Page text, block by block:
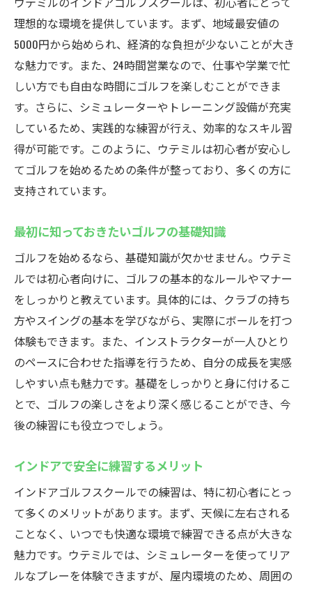
理想的な環境を提供しています。まず、地域最安値の
5000円から始められ、経済的な負担が少ないことが大き
な魅力です。また、24時間営業なので、仕事や学業で忙
しい方でも自由な時間にゴルフを楽しむことができま
す。さらに、シミュレーターやトレーニング設備が充実
しているため、実践的な練習が行え、効率的なスキル習
得が可能です。このように、ウテミルは初心者が安心し
てゴルフを始めるための条件が整っており、多くの方に
支持されています。
最初に知っておきたいゴルフの基礎知識
ゴルフを始めるなら、基礎知識が欠かせません。ウテミ
ルでは初心者向けに、ゴルフの基本的なルールやマナー
をしっかりと教えています。具体的には、クラブの持ち
方やスイングの基本を学びながら、実際にボールを打つ
体験もできます。また、インストラクターが一人ひとり
のペースに合わせた指導を行うため、自分の成長を実感
しやすい点も魅力です。基礎をしっかりと身に付けるこ
とで、ゴルフの楽しさをより深く感じることができ、今
後の練習にも役立つでしょう。
インドアで安全に練習するメリット
インドアゴルフスクールでの練習は、特に初心者にとっ
て多くのメリットがあります。まず、天候に左右される
ことなく、いつでも快適な環境で練習できる点が大きな
魅力です。ウテミルでは、シミュレーターを使ってリア
ルなプレーを体験できますが、屋内環境のため、周囲の